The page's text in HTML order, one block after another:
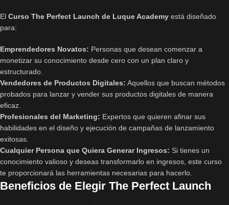
El Curso The Perfect Launch de Luque Academy está diseñado
para:
Emprendedores Novatos: Personas que desean comenzar a
monetizar su conocimiento desde cero con un plan claro y
estructurado.
Vendedores de Productos Digitales: Aquellos que buscan métodos
probados para lanzar y vender sus productos digitales de manera
eficaz.
Profesionales del Marketing: Expertos que quieren afinar sus
habilidades en el diseño y ejecución de campañas de lanzamiento
exitosas.
Cualquier Persona que Quiera Generar Ingresos: Si tienes un
conocimiento valioso y deseas transformarlo en ingresos, este curso
te proporcionará las herramientas necesarias para hacerlo.
Beneficios de Elegir The Perfect Launch